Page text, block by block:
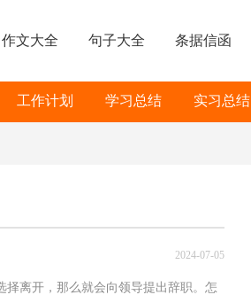
作文大全 句子大全 条据信函
实习总结
学习总结
工作计划
2024-07-05
离开，那么就会向领导提出辞职。怎